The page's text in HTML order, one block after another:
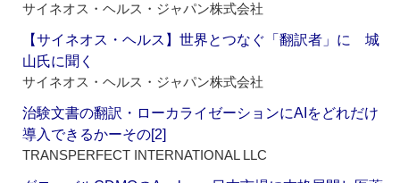
サイネオス・ヘルス・ジャパン株式会社
【サイネオス・ヘルス】世界とつなぐ「翻訳者」に 城
山氏に聞く
サイネオス・ヘルス・ジャパン株式会社
治験文書の翻訳・ローカライゼーションにAIをどれだけ
導入できるかーその[2]
TRANSPERFECT INTERNATIONAL LLC